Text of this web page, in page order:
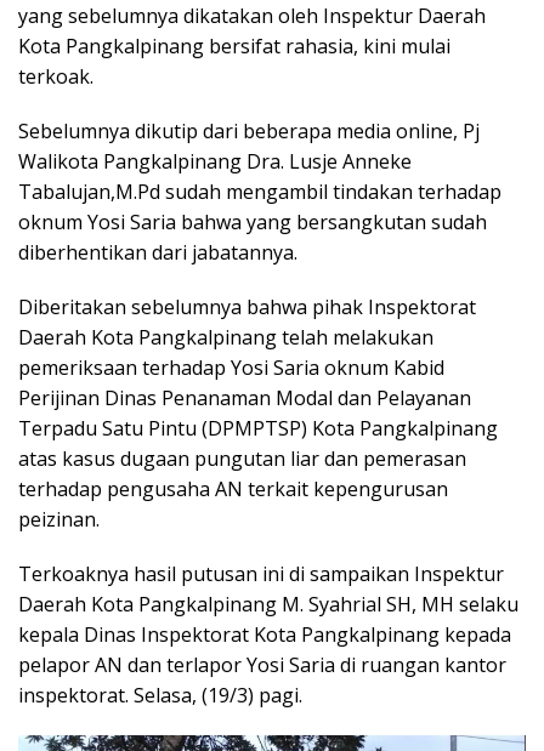
yang sebelumnya dikatakan oleh Inspektur Daerah
Kota Pangkalpinang bersifat rahasia, kini mulai
terkoak.
Sebelumnya dikutip dari beberapa media online, Pj
Walikota Pangkalpinang Dra. Lusje Anneke
Tabalujan,M.Pd sudah mengambil tindakan terhadap
oknum Yosi Saria bahwa yang bersangkutan sudah
diberhentikan dari jabatannya.
Diberitakan sebelumnya bahwa pihak Inspektorat
Daerah Kota Pangkalpinang telah melakukan
pemeriksaan terhadap Yosi Saria oknum Kabid
Perijinan Dinas Penanaman Modal dan Pelayanan
Terpadu Satu Pintu (DPMPTSP) Kota Pangkalpinang
atas kasus dugaan pungutan liar dan pemerasan
terhadap pengusaha AN terkait kepengurusan
peizinan.
Terkoaknya hasil putusan ini di sampaikan Inspektur
Daerah Kota Pangkalpinang M. Syahrial SH, MH selaku
kepala Dinas Inspektorat Kota Pangkalpinang kepada
pelapor AN dan terlapor Yosi Saria di ruangan kantor
inspektorat. Selasa, (19/3) pagi.